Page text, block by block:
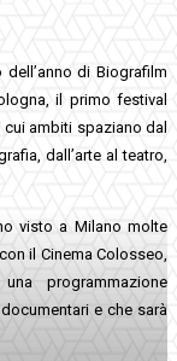
di Biografilm
il primo festival
ambiti spaziano dal
dall’arte al teatro,
visto a Milano molte
il Cinema Colosseo,
programmazione
e che sarà